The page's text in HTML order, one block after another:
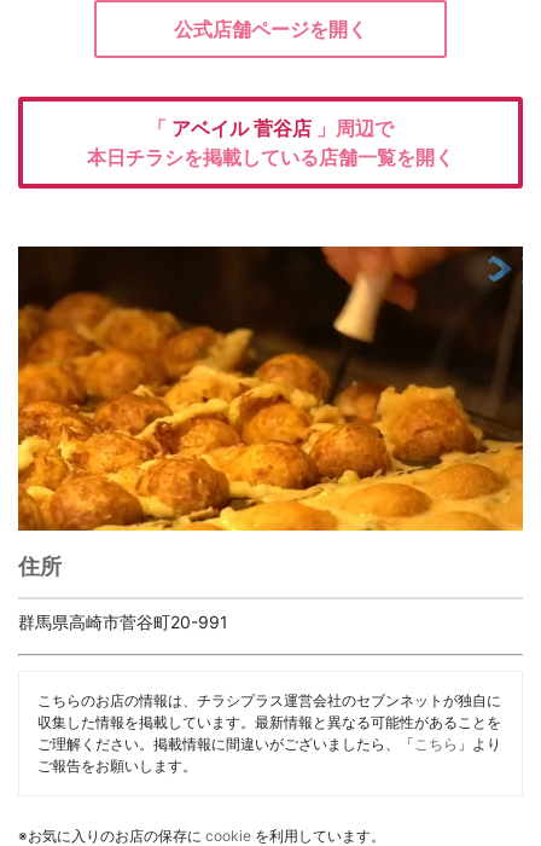
公式店舗ページを開く
「 アベイル菅谷店 」周辺で
本日チラシを掲載している店舗一覧を開く
住所
群馬県高崎市菅谷町20-991
こちらのお店の情報は、チラシプラス運営会社のセブンネットが独自に
収集した情報を掲載しています。最新情報と異なる可能性があることを
ご理解ください。掲載情報に間違いがございましたら、「 こちら 」より
ご報告をお願いします。
※お気に入りのお店の保存に cookie を利用しています。